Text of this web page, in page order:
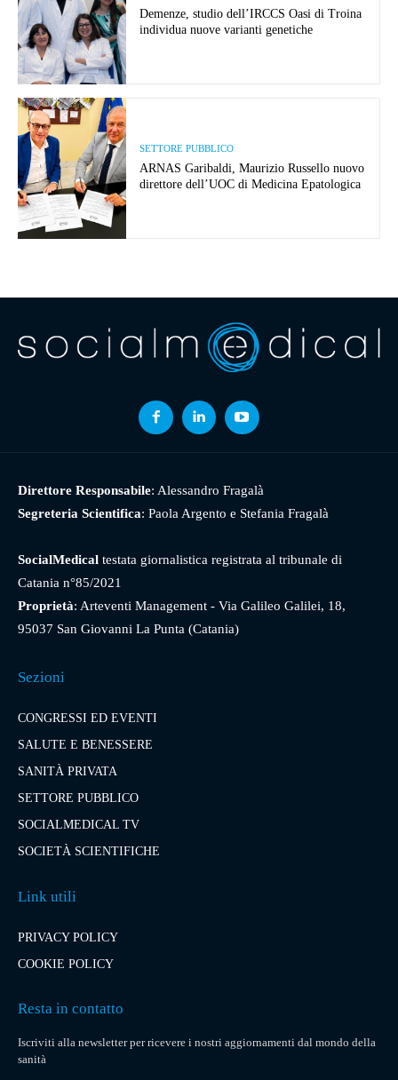
Demenze, studio dell’IRCCS Oasi di Troina
individua nuove varianti genetiche
SETTORE PUBBLICO
ARNAS Garibaldi, Maurizio Russello nuovo
direttore dell’UOC di Medicina Epatologica
Direttore Responsabile: Alessandro Fragalà
Segreteria Scientifica: Paola Argento e Stefania Fragalà
SocialMedical testata giornalistica registrata al tribunale di
Catania n°85/2021
Proprietà: Arteventi Management - Via Galileo Galilei, 18,
95037 San Giovanni La Punta (Catania)
Sezioni
CONGRESSI ED EVENTI
SALUTE E BENESSERE
SANITÀ PRIVATA
SETTORE PUBBLICO
SOCIALMEDICAL TV
SOCIETÀ SCIENTIFICHE
Link utili
PRIVACY POLICY
COOKIE POLICY
Resta in contatto
Iscriviti alla newsletter per ricevere i nostri aggiornamenti dal mondo della
sanità